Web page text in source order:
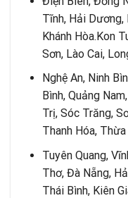
Tĩnh, Hải Dương,
Khánh Hòa.Kon
Sơn, Lào Cai,
Nghệ An, Ninh
Bình, Quảng
Trị, Sóc Trăng,
Thanh Hóa,
Tuyên Quang,
Thơ, Đà Nẵng,
Thái Bình, Kiên